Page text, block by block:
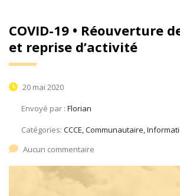
COVID-19 • Réouverture
et reprise d’activité
20 mai 2020
Envoyé par : Florian
Catégories: CCCE, Communautaire,
Aucun commentaire